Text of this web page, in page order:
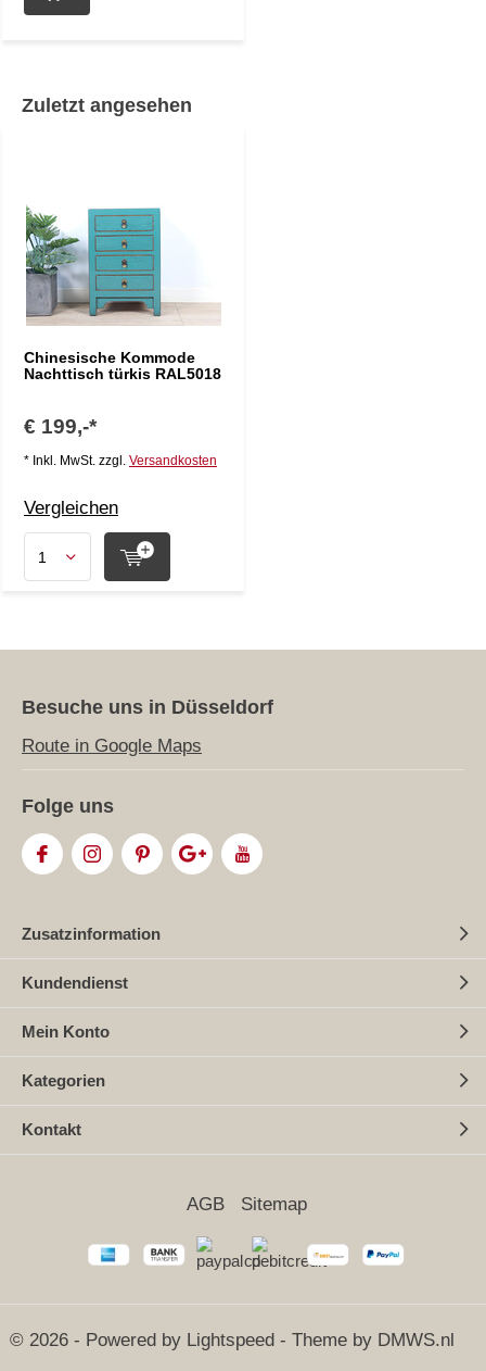
Zuletzt angesehen
Chinesische Kommode
Nachttisch türkis RAL5018
€ 199,-*
* Inkl. MwSt. zzgl. Versandkosten
Vergleichen
Besuche uns in Düsseldorf
Route in Google Maps
Folge uns
Zusatzinformation
Kundendienst
Mein Konto
Kategorien
Kontakt
© 2026 - Powered by Lightspeed - Theme by DMWS.nl
AGB Sitemap